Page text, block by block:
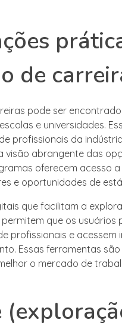
de
pode ser
e universidades.
profissionais da
visão abrangente das
oferecem acesso
e oportunidades de
que facilitam a
que os usuários
profissionais e acessem
Essas ferramentas
o mercado de